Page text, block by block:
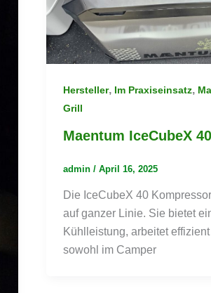
Hersteller, Im Praxiseinsatz,
Grill
Maentum IceCubeX 40
admin / April 16, 2025
Die IceCubeX 40
auf ganzer Linie. Sie bietet
Kühlleistung, arbeitet
sowohl im Camper